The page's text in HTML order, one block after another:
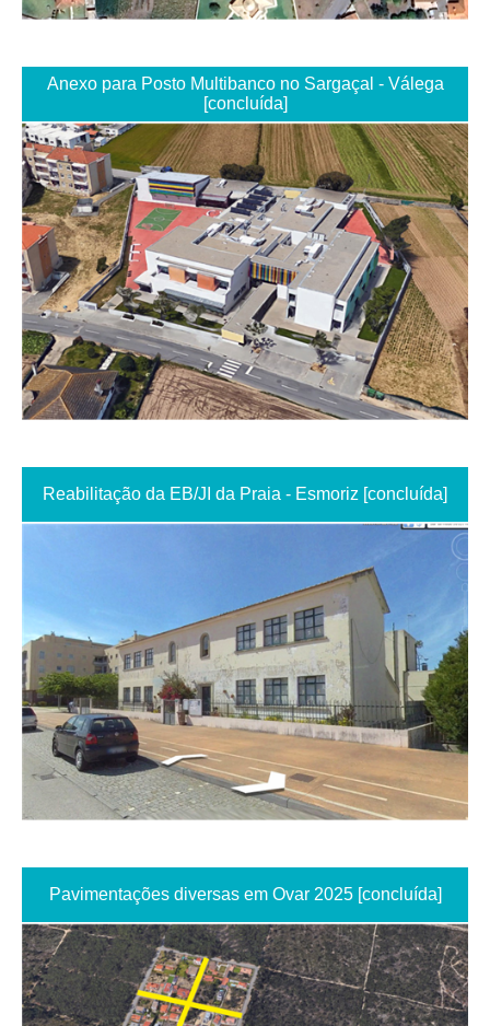
Anexo para Posto Multibanco no Sargaçal - Válega
[concluída]
Reabilitação da EB/JI da Praia - Esmoriz [concluída]
Pavimentações diversas em Ovar 2025 [concluída]